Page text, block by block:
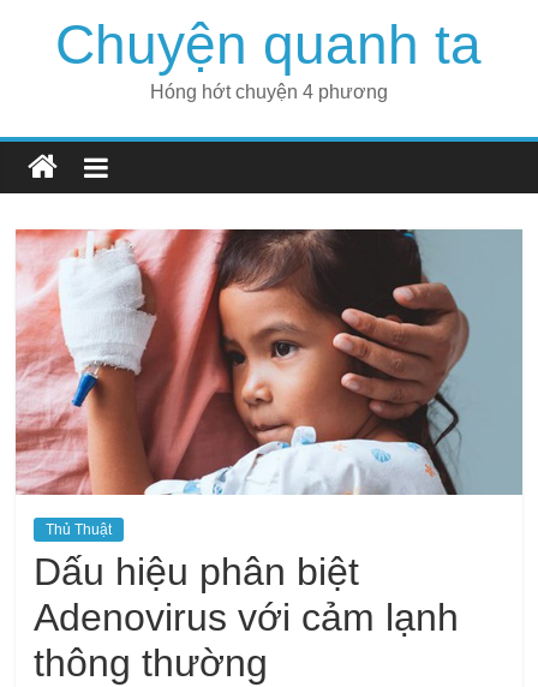
Chuyện quanh ta
Hóng hớt chuyện 4 phương
Thủ Thuật
Dấu hiệu phân biệt
Adenovirus với cảm lạnh
thông thường